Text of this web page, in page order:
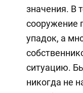
значения. В
сооружение
упадок, а
ситуацию.
никогда не